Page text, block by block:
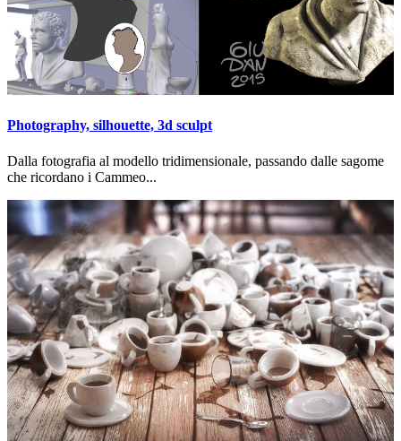
Photography, silhouette, 3d sculpt
Dalla fotografia al modello tridimensionale, passando dalle sagome
che ricordano i Cammeo...